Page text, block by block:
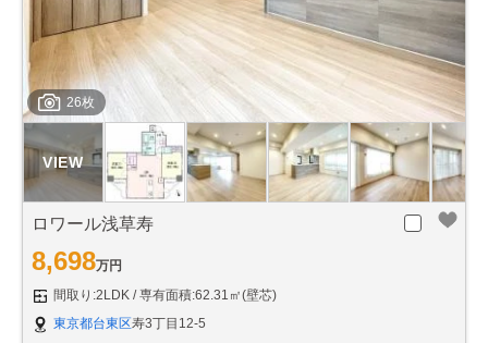
26枚
ロワール浅草寿
8,698万円
間取り:2LDK
専有面積:62.31㎡(壁芯)
東京都台東区寿3丁目12-5